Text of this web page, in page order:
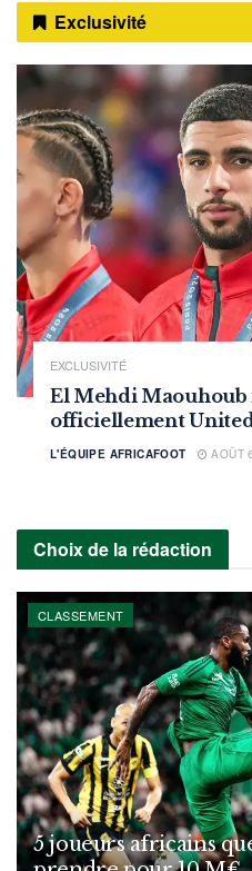
Exclusivité
EXCLUSIVITÉ
El Mehdi
officiellement
L'ÉQUIPE AFRICAFOOT AOÛT
Choix de la rédaction
CLASSEMENT
5 joueurs africains